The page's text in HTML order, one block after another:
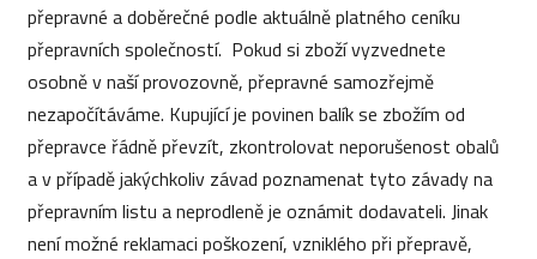
přepravné a doběrečné podle aktuálně platného ceníku
přepravních společností. Pokud si zboží vyzvednete
osobně v naší provozovně, přepravné samozřejmě
nezapočítáváme. Kupující je povinen balík se zbožím od
přepravce řádně převzít, zkontrolovat neporušenost obalů
a v případě jakýchkoliv závad poznamenat tyto závady na
přepravním listu a neprodleně je oznámit dodavateli. Jinak
není možné reklamaci poškození, vzniklého při přepravě,